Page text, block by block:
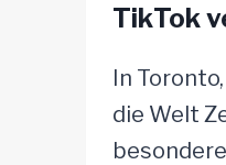
TikTok
In
die Welt